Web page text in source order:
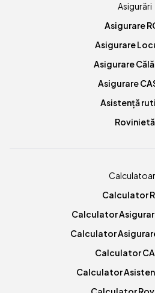
Asigurări
Asigurare
Asigurare
Asigurare
Asigurare
Asistență
Rovinietă
Calculator
Calculator
Calculator
Calculator
Calculator